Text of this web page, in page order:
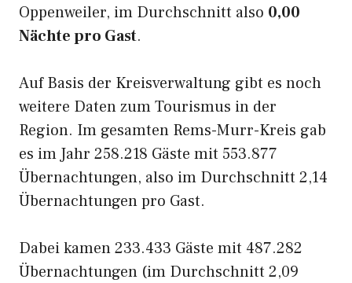
Oppenweiler, im Durchschnitt also 0,00
Nächte pro Gast.
Auf Basis der Kreisverwaltung gibt es noch
weitere Daten zum Tourismus in der
Region. Im gesamten Rems-Murr-Kreis gab
es im Jahr 258.218 Gäste mit 553.877
Übernachtungen, also im Durchschnitt 2,14
Übernachtungen pro Gast.
Dabei kamen 233.433 Gäste mit 487.282
Übernachtungen (im Durchschnitt 2,09